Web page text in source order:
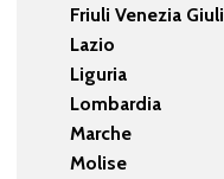
Friuli Venezia
Lazio
Liguria
Lombardia
Marche
Molise